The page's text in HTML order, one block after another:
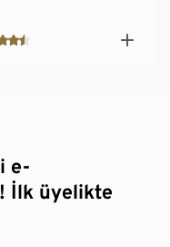
e-
İlk üyelikte